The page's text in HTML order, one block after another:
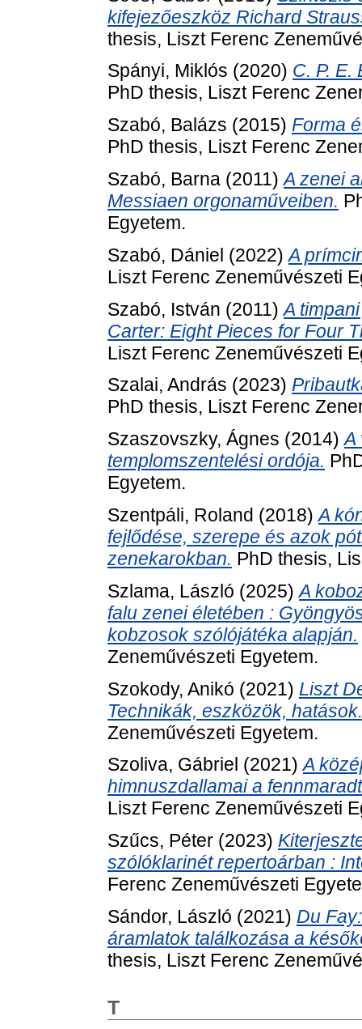
kifejezőeszköz Richard
thesis, Liszt Ferenc
Spányi, Miklós (2020) C. P. E.
PhD thesis, Liszt Ferenc
Szabó, Balázs (2015) Forma
PhD thesis, Liszt Ferenc
Szabó, Barna (2011)A zenei
Messiaen orgonaműveiben.
Egyetem.
Szabó, Dániel (2022)A
Liszt Ferenc Zeneművészeti
Szabó, István (2011)A
Carter: Eight Pieces for Four
Liszt Ferenc Zeneművészeti
Szalai, András (2023)
PhD thesis, Liszt Ferenc
Szaszovszky, Ágnes (2014)A
templomszentelési ordója.
Egyetem.
Szentpáli, Roland (2018)A
fejlődése, szerepe és azok
zenekarokban. PhD thesis,
Szlama, László (2025)A
falu zenei életében :
kobzosok szólójátéka alapján.
Zeneművészeti Egyetem.
Szokody, Anikó (2021) Liszt
Technikák, eszközök, hatások.
Zeneművészeti Egyetem.
Szoliva, Gábriel (2021)A
himnuszdallamai a
Liszt Ferenc Zeneművészeti
Szűcs, Péter (2023)
szólóklarinét repertoárban :
Ferenc Zeneművészeti
Sándor, László (2021) Du
áramlatok találkozása a
thesis, Liszt Ferenc
T